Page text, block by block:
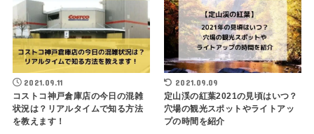
2021.09.11
コストコ神戸倉庫店の今日の混雑
状況は？リアルタイムで知る方法
を教えます！
2021.09.09
定山渓の紅葉2021の見頃はいつ？
穴場の観光スポットやライトアッ
プの時間を紹介